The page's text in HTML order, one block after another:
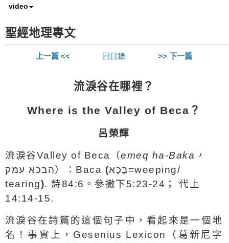
video
聖經地理專文
上一篇 << >> 下一篇
回目錄
流淚谷在哪裡？
Where is theValley of Beca ？
呂榮輝
流淚谷Valley of Beca （emeq ha-Baka ，
הבכא עמק ）： Baca ( בָּכָא=weeping/
tearing). 詩84:6 。參撒下5:23-24 ；
代上
14:14-15.
流淚谷在詩篇的這個句子中，看起來是一個地
名！事實上， Gesenius Lexicon
（葛新尼字